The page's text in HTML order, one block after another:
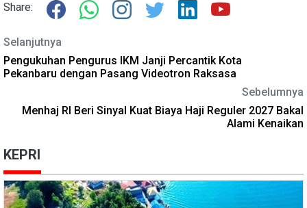
Share:
Selanjutnya
Pengukuhan Pengurus IKM Janji Percantik Kota
Pekanbaru dengan Pasang Videotron Raksasa
Sebelumnya
Menhaj RI Beri Sinyal Kuat Biaya Haji Reguler 2027 Bakal
Alami Kenaikan
KEPRI